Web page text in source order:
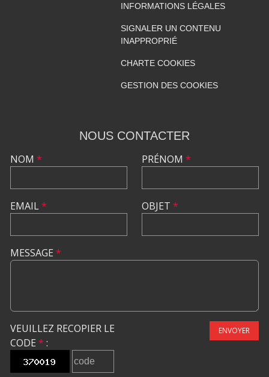
INFORMATIONS LÉGALES
SIGNALER UN CONTENU
INAPPROPRIÉ
CHARTE COOKIES
GESTION DES COOKIES
NOUS CONTACTER
NOM *
EMAIL*
PRÉNOM *
OBJET *
MESSAGE *
VEUILLEZ RECOPIER LE
CODE * :
ENVOYER